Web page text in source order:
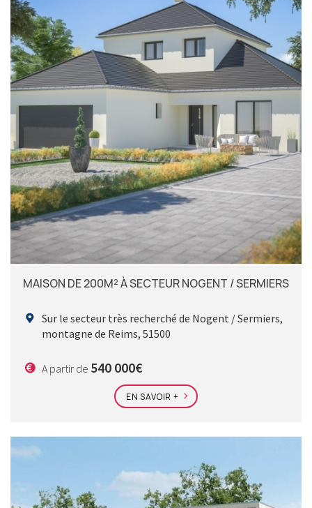
MAISON DE 200M² À SECTEUR NOGENT / SERMIERS
Sur le secteur très recherché de Nogent / Sermiers,
montagne de Reims, 51500
A partir de 540 000€
EN SAVOIR +